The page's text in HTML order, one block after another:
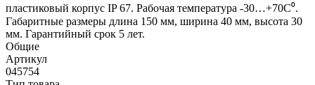
пластиковый корпус IP 67. Рабочая температура -30…+70C⁰.
Габаритные размеры длина 150 мм, ширина 40 мм, высота 30
мм. Гарантийный срок 5 лет.
Общие
Артикул
045754